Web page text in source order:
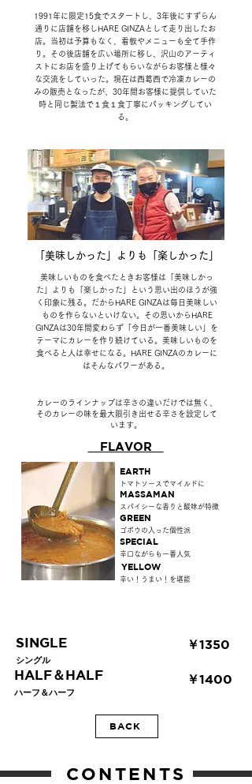
1991年に限定15食でスタートし、3年後にすずらん
通りに店舗を移し HARE GINZAとして走り出したお
店。 当初は予算もなく、看板や メニューも 全て手作
り。その後店舗を広い場所に移し、沢山の アーティ
ストに お店を盛り上げてもらいながらお客様と様々
な交流をしていった。現在は西葛西で冷凍カレーの
みの販売と なったが、 30年間お客様に提供していた
時と同じ製法で１食１食丁寧にパッキングしてい
る。
​「美味しかった」よりも「楽しかった」
美味しいものを食べたときお客様は「美味しかっ
た」よりも「楽しかった」という思い出のほうが強
く印象に残る。だからHARE GINZAは毎日美味しい
ものを作らないといけない。その思いからHARE
GINZAは30年間変わらず「今日が一番美味しい」を
テーマにカレーを作り続けている。美味しいものを
食べると人は幸せになる。HARE GINZAのカレーに
はそんなパワーがある。
カレーのラインナップは辛さの違いだけでは無く、
そのカレーの味を最大限引き出せる 辛さを設定して
います。
FLAVOR
EARTH
トマトソースでマイルドに
MASSAMAN
スパイシーな香りと酸味が特徴
GREEN
ゴボウの入った個性派
SPECIAL
辛口ながらも一番人気
YELLOW
辛い！うまい！を堪能
SINGLE
​シングル
HALF＆HALF
​ハーフ＆ハーフ
​￥1350
​￥1400
BACK
CONTENTS